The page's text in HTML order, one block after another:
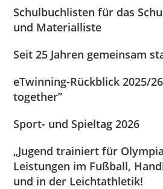
Schulbuchlisten für das
und Materialliste
Seit 25 Jahren gemeinsam
eTwinning-Rückblick 2025/
together”
Sport- und Spieltag 2026
„Jugend trainiert für
Leistungen im Fußball,
und in der Leichtathletik!